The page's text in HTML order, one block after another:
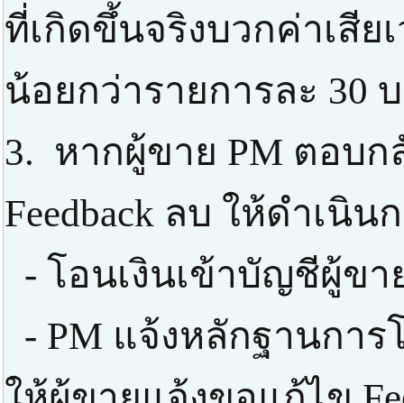
ที่เกิดขึ้นจริงบวกค่าเสีย
น้อยกว่ารายการละ 30
3. หากผู้ขาย PM ตอบ
Feedback ลบ ให้ดำเนิน
- โอนเงินเข้าบัญชีผู้ข
- PM แจ้งหลักฐานกา